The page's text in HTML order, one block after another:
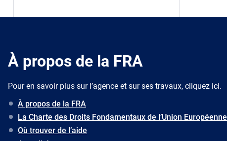
À propos de la FRA
Pour en savoir plus sur l’agence et sur ses travaux, cliquez ici.
À propos de la FRA
La Charte des Droits Fondamentaux de l’Union Européenne
Où trouver de l’aide